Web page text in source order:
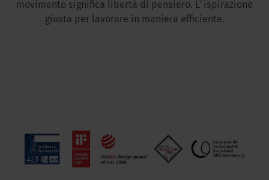
movimento significa libertà di pensiero. L’ispirazione
giusta per lavorare in maniera efficiente.